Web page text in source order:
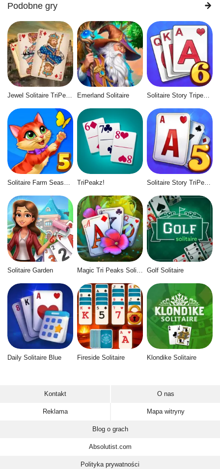
Podobne gry
Emerland Solitaire Solitaire Story Tripeaks 6
Solitaire Farm Seasons 5 TriPeakz! Solitaire Story TriPeaks 5
Solitaire Garden Golf Solitaire
Daily Solitaire Blue Fireside Solitaire Klondike Solitaire
Kontakt O nas
Reklama Mapa witryny
Blog o grach
Absolutist.com
Polityka prywatności